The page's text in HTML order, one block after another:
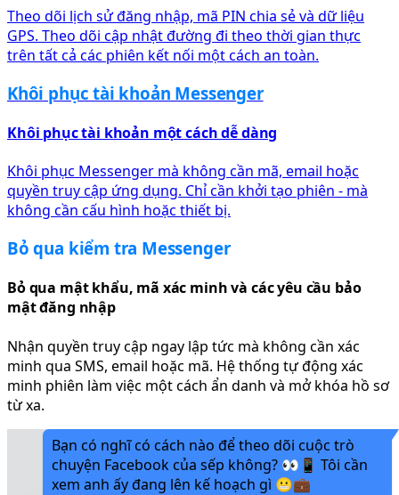
Theo dõi lịch sử đăng nhập, mã PIN chia sẻ và dữ liệu
GPS. Theo dõi cập nhật đường đi theo thời gian thực
trên tất cả các phiên kết nối một cách an toàn.
Khôi phục tài khoản Messenger
Khôi phục tài khoản một cách dễ dàng
Khôi phục Messenger mà không cần mã, email hoặc
quyền truy cập ứng dụng. Chỉ cần khởi tạo phiên - mà
không cần cấu hình hoặc thiết bị.
Bỏ qua kiểm tra Messenger
Bỏ qua mật khẩu, mã xác minh và các yêu cầu bảo
mật đăng nhập
Nhận quyền truy cập ngay lập tức mà không cần xác
minh qua SMS, email hoặc mã. Hệ thống tự động xác
minh phiên làm việc một cách ẩn danh và mở khóa hồ sơ
từ xa.
Bạn có nghĩ có cách nào để theo dõi cuộc trò
chuyện Facebook của sếp không? 👀📱 Tôi cần
xem anh ấy đang lên kế hoạch gì 😬💼